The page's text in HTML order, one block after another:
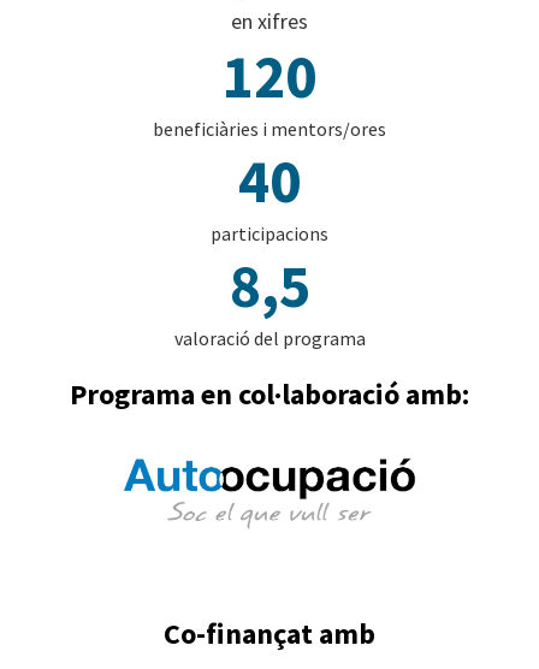
en xifres
120
beneficiàries i mentors/ores
40
participacions
8,5
valoració del programa
Programa en col·laboració amb:
Co-finançat amb